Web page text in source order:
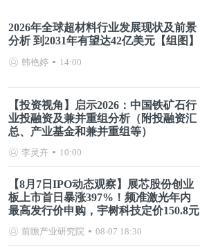
2026年全球超材料行业发展现状及前景
分析 到2031年有望达42亿美元【组图】
韩艳婷 14:00
【投资视角】启示2026：中国铁矿石行
业投融资及兼并重组分析（附投融资汇
总、产业基金和兼并重组等）
李灵卉 10:00
【8月7日IPO动态观察】展芯股份创业
板上市首日暴涨397%！频准激光年内
最高发行价申购，宇树科技定价150.8元
前瞻产业研究院 08-07 18:30